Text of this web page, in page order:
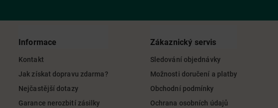
Informace
Kontakt
Jak získat dopravu zdarma?
Nejčastější dotazy
Garance nerozbití zásilky
Zákaznický servis
Sledování objednávky
Možnosti doručení a platby
Obchodní podmínky
Ochrana osobních údajů